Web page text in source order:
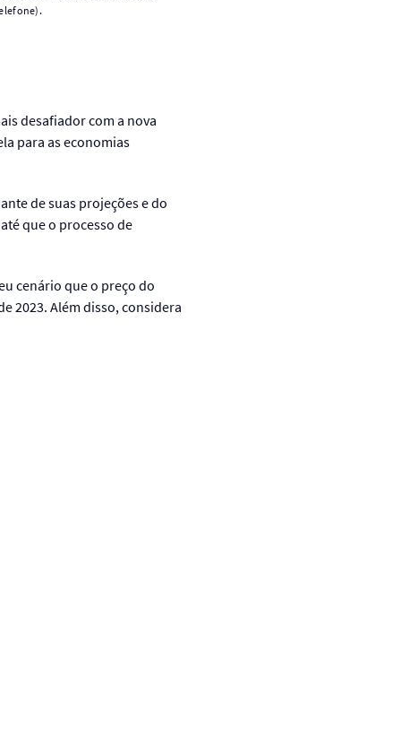
desafiador com a nova
para as economias
de suas projeções e do
que o processo de
cenário que o preço do
2023. Além disso, considera